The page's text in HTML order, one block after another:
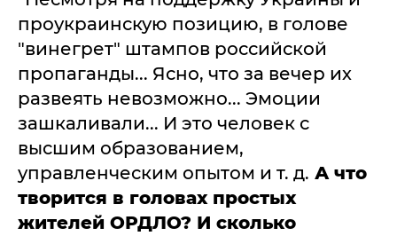
проукраинскую позицию, в голове
"винегрет" штампов российской
пропаганды... Ясно, что за вечер их
развеять невозможно... Эмоции
зашкаливали... И это человек с
высшим образованием,
управленческим опытом и т. д. А что
творится в головах простых
жителей ОРДЛО? И сколько